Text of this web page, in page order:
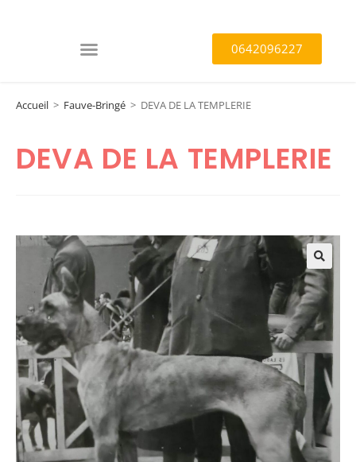
0642096227
Accueil > Fauve-Bringé > DEVA DE LA TEMPLERIE
DEVA DE LA TEMPLERIE
🔍